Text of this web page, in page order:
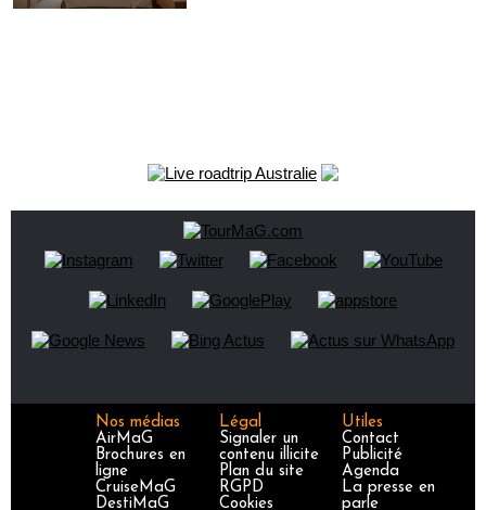
Nos médias
AirMaG
Brochures en
ligne
CruiseMaG
DestiMaG
Légal
Signaler un
contenu illicite
Plan du site
RGPD
Cookies
Utiles
Contact
Publicité
Agenda
La presse en
parle